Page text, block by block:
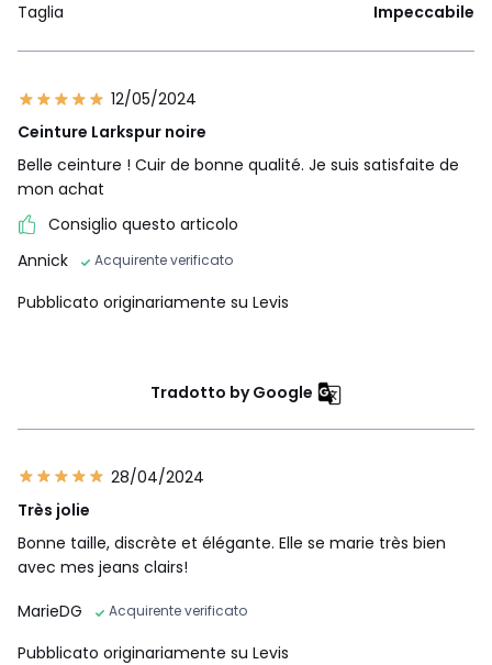
Taglia Impeccabile
12/05/2024
Ceinture Larkspur noire
Belle ceinture ! Cuir de bonne qualité. Je suis satisfaite de
mon achat
Consiglio questo articolo
Annick
Acquirente verificato
Pubblicato originariamente su Levis
Tradotto by Google
28/04/2024
Très jolie
Bonne taille, discrète et élégante. Elle se marie très bien
avec mes jeans clairs!
MarieDG
Acquirente verificato
Pubblicato originariamente su Levis